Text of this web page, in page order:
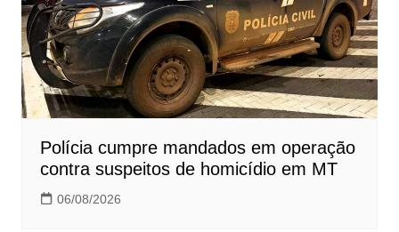
Polícia cumpre mandados em operação
contra suspeitos de homicídio em MT
06/08/2026